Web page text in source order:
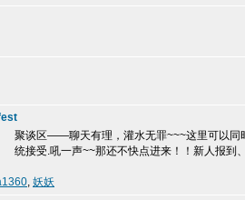
聚谈区——聊天有理，灌水无罪~~~这里可以同
统接受.吼一声~~那还不快点进来！！新人报到
, 妖妖